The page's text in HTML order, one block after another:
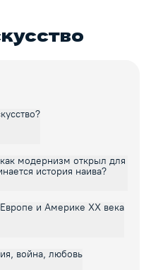
модернизм открыл для
история наива?
и Америке XX века
война, любовь